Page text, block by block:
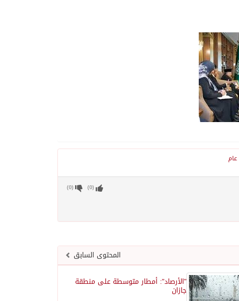
عام
(
0
) (
0
)
المحتوى السابق
"الأرصاد": أمطار متوسطة على منطقة
جازان